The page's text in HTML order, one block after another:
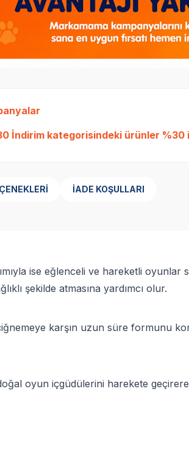
İndirimkategorisindeki ürünler %30
İADE KOŞULLARI
ise eğlenceli ve hareketli oyunlar
şekilde atmasına yardımcı olur.
karşın uzun süre formunu
oyun içgüdülerini harekete